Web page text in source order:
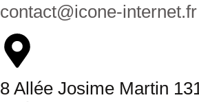
contact@icone-internet.fr
8 Allée Josime Martin